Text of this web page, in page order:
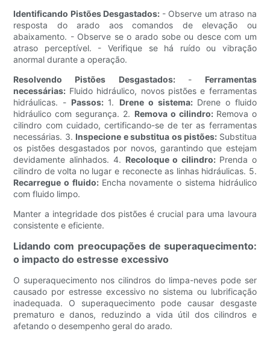
Identificando Pistões Desgastados: - Observe um atraso na
resposta do arado aos comandos de elevação ou
abaixamento. - Observe se o arado sobe ou desce com um
atraso perceptível. - Verifique se há ruído ou vibração
anormal durante a operação.
Resolvendo Pistões Desgastados: - Ferramentas
necessárias: Fluido hidráulico, novos pistões e ferramentas
hidráulicas. - Passos: 1. Drene o sistema: Drene o fluido
hidráulico com segurança. 2. Remova o cilindro: Remova o
cilindro com cuidado, certificando-se de ter as ferramentas
necessárias. 3. Inspecione e substitua os pistões: Substitua
os pistões desgastados por novos, garantindo que estejam
devidamente alinhados. 4. Recoloque o cilindro: Prenda o
cilindro de volta no lugar e reconecte as linhas hidráulicas. 5.
Recarregue o fluido: Encha novamente o sistema hidráulico
com fluido limpo.
Manter a integridade dos pistões é crucial para uma lavoura
consistente e eficiente.
Lidando com preocupações de superaquecimento:
o impacto do estresse excessivo
O superaquecimento nos cilindros do limpa-neves pode ser
causado por estresse excessivo no sistema ou lubrificação
inadequada. O superaquecimento pode causar desgaste
prematuro e danos, reduzindo a vida útil dos cilindros e
afetando o desempenho geral do arado.